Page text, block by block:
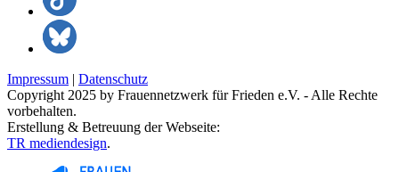
Impressum | Datenschutz
Copyright 2025 by Frauennetzwerk für Frieden e.V. - Alle Rechte
vorbehalten.
Erstellung & Betreuung der Webseite:
TR mediendesign.